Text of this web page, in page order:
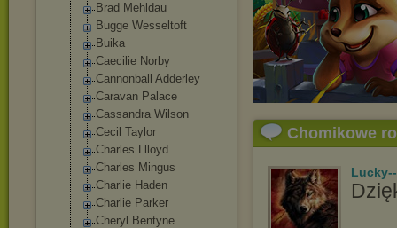
Brad Mehldau
Bugge Wesseltoft
Buika
Caecilie Norby
Cannonball Adderley
Caravan Palace
Cassandra Wilson
Cecil Taylor
Charles Llloyd
Charles Mingus
Charlie Haden
Charlie Parker
Cheryl Bentyne
Chomikowe